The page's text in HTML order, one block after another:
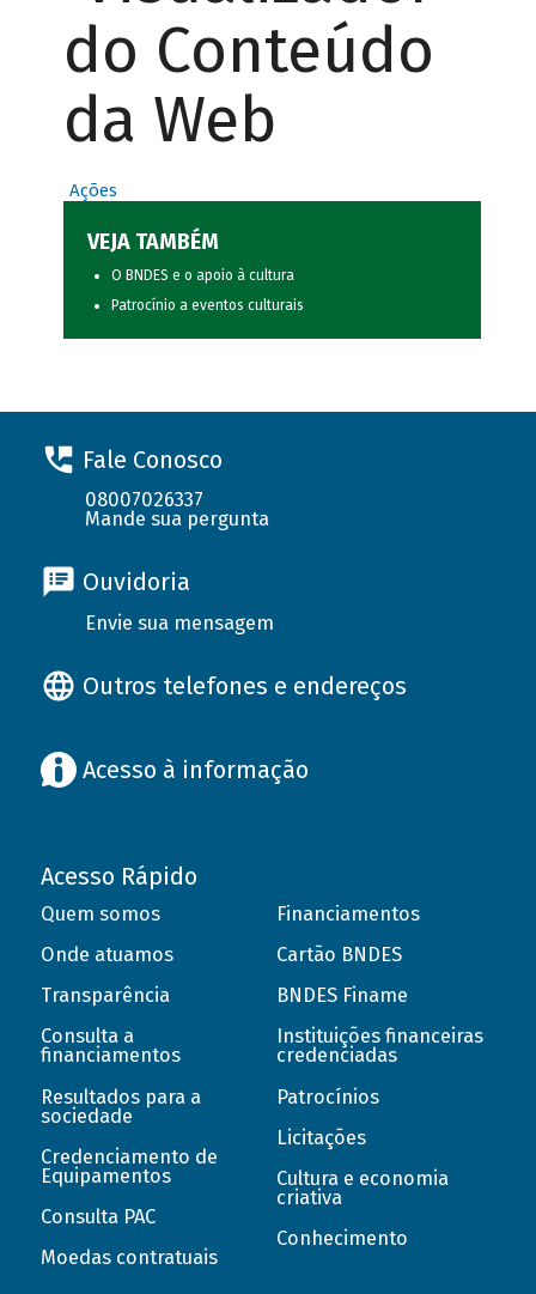
do Conteúdo
da Web
Ações
VEJA TAMBÉM
O BNDES e o apoio à cultura
Patrocínio a eventos culturais
Fale Conosco
08007026337
Mande sua pergunta
Ouvidoria
Envie sua mensagem
Outros telefones e endereços
Acesso à informação
Acesso Rápido
Quem somos
Onde atuamos
Transparência
Consulta a
financiamentos
Resultados para a
sociedade
Credenciamento de
Equipamentos
Consulta PAC
Moedas contratuais
Financiamentos
Cartão BNDES
BNDES Finame
Instituições financeiras
credenciadas
Patrocínios
Licitações
Cultura e economia
criativa
Conhecimento